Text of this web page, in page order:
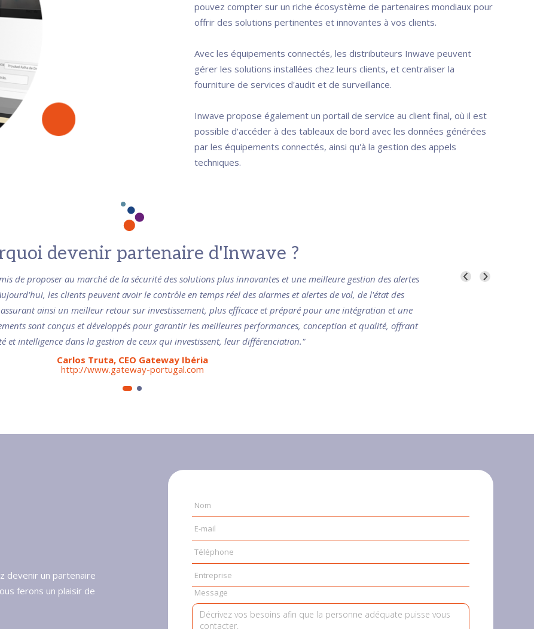
pouvez compter sur un riche écosystème de partenaires mondiaux pour
offrir des solutions pertinentes et innovantes à vos clients.
Avec les équipements connectés, les distributeurs Inwave peuvent
gérer les solutions installées chez leurs clients, et centraliser la
fourniture de services d'audit et de surveillance.
Inwave propose également un portail de service au client final, où il est
possible d'accéder à des tableaux de bord avec les données générées
par les équipements connectés, ainsi qu'à la gestion des appels
techniques.
devenir partenaire d'Inwave ?
de proposer au marché de la sécurité des solutions plus innovantes et une meilleure gestion des alertes
les clients peuvent avoir le contrôle en temps réel des alarmes et alertes de vol, de l'état des
ainsi un meilleur retour sur investissement, plus efficace et préparé pour une intégration et une
sont conçus et développés pour garantir les meilleures performances, conception et qualité, offrant
et intelligence dans la gestion de ceux qui investissent, leur différenciation."
Carlos Truta, CEO Gateway Ibéria
http://www.gateway-portugal.com
devenir un partenaire
ferons un plaisir de
Nom
E-mail
Téléphone
Entreprise
Message